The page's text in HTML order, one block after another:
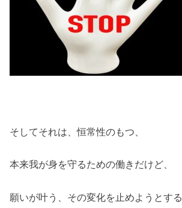
そしてそれは、恒常性のもつ、
本来我が身を守るための働きだけど、
願いが叶う、その変化を止めようとする